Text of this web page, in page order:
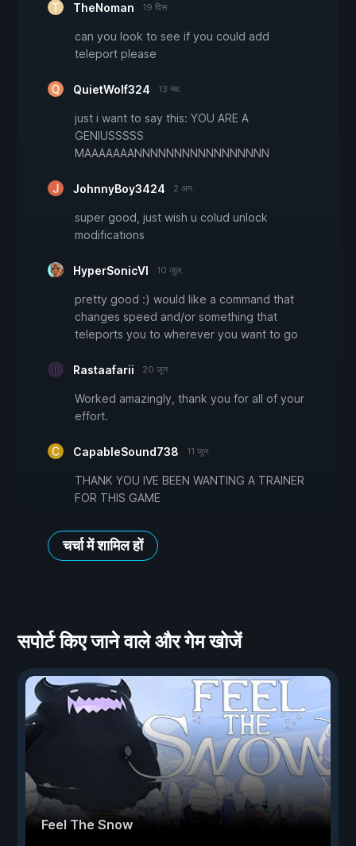
TheNoman 19 दिस.
can you look to see if you could add
teleport please
QuietWolf324 13 नव.
just i want to say this: YOU ARE A
GENIUSSSSS
MAAAAAAANNNNNNNNNNNNNNNNN
JohnnyBoy3424 2 अग.
super good, just wish u colud unlock
modifications
HyperSonicVI 10 जुल.
pretty good :) would like a command that
changes speed and/or something that
teleports you to wherever you want to go
Rastaafarii 20 जून
Worked amazingly, thank you for all of your
effort.
CapableSound738 11 जून
THANK YOU IVE BEEN WANTING A TRAINER
FOR THIS GAME
चर्चा में शामिल हों
सपोर्ट किए जाने वाले और गेम खोजें
Feel The Snow